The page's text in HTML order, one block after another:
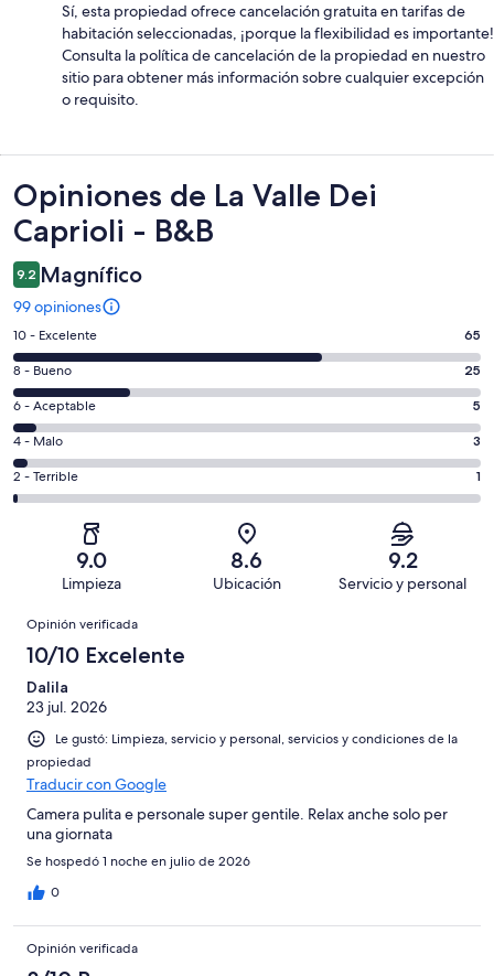
Sí, esta propiedad ofrece cancelación gratuita en tarifas de
habitación seleccionadas, ¡porque la flexibilidad es importante!
Consulta la política de cancelación de la propiedad en nuestro
sitio para obtener más información sobre cualquier excepción
o requisito.
Opiniones
Opiniones de La Valle Dei
Caprioli - B&B
9.2 Magnífico
99 opiniones
Puntuación
de
10,
es
decir,
Excelente.
Basada
en
opiniones
10 - Excelente 65
Puntuación
de
8,
es
decir,
Bueno.
opiniones
8 - Bueno 25
Puntuación
de
6,
es
decir,
Aceptable.
de
opiniones
6 - Aceptable 5
Puntuación
de
4,
Basada
de
opiniones
4 - Malo 3
Puntuación
de
Terrible.
Basada
de
99
opiniones
2 - Terrible 1
9.0
Limpieza
8.6
Ubicación
9.2
Servicio y personal
Opiniones
Opinión verificada
10/10 Excelente
Dalila
23 jul. 2026
Le gustó: Limpieza, servicio y personal, servicios y condiciones de la
propiedad
Traducir con Google
Camera pulita e personale super gentile. Relax anche solo per
una giornata
Se hospedó 1 noche en julio de 2026
0
Opinión verificada